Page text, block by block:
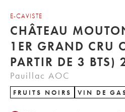
E-CAVISTE
CHÂTEAU
1ER GRAND CRU
PARTIR DE 3 BTS)
Pauillac AOC
FRUITS NOIRS VIN DE